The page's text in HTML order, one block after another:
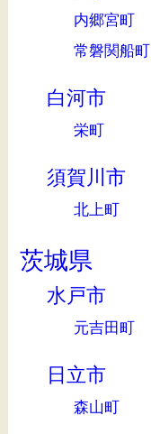
内郷宮町
常磐関船町
白河市
栄町
須賀川市
北上町
茨城県
水戸市
元吉田町
日立市
森山町